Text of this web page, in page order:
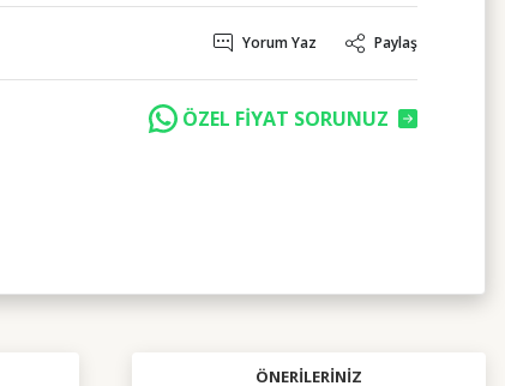
Yorum Yaz Paylaş
ÖZEL FİYAT SORUNUZ
ÖNERILERINIZ